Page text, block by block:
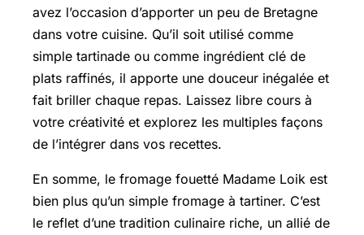
avez l’occasion d’apporter un peu de Bretagne
dans votre cuisine. Qu’il soit utilisé comme
simple tartinade ou comme ingrédient clé de
plats raffinés, il apporte une douceur inégalée et
fait briller chaque repas. Laissez libre cours à
votre créativité et explorez les multiples façons
de l’intégrer dans vos recettes.
En somme, le fromage fouetté Madame Loik est
bien plus qu’un simple fromage à tartiner. C’est
le reflet d’une tradition culinaire riche, un allié de